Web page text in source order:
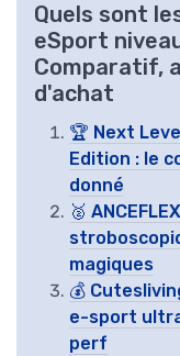
Quels sont
eSport
Comparatif,
d'achat
🏆 Next
Edition : le
donné
🥈
magiques
💰
e-sport
perf